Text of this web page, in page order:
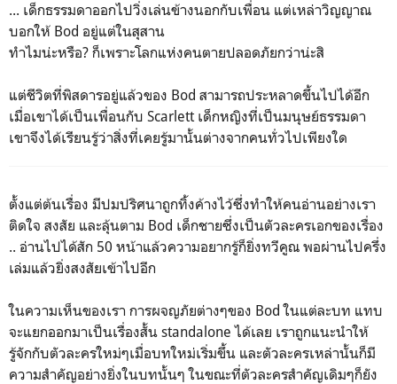
... เด็กธรรมดาออกไปวิ่งเล่นข้างนอกกับเพื่อน แต่เหล่าวิญญาณ
บอกให้ Bod อยู่แต่ในสุสาน
ทำไมน่ะหรือ? ก็เพราะโลกแห่งคนตายปลอดภัยกว่าน่ะสิ
แต่ชีวิตที่พิสดารอยู่แล้วของ Bod สามารถประหลาดขึ้นไปได้อีก
เมื่อเขาได้เป็นเพื่อนกับ Scarlett เด็กหญิงที่เป็นมนุษย์ธรรมดา
เขาจึงได้เรียนรู้ว่าสิ่งที่เคยรู้มานั้นต่างจากคนทั่วไปเพียงใด
ตั้งแต่ต้นเรื่อง มีปมปริศนาถูกทิ้งค้างไว้ซึ่งทำให้คนอ่านอย่างเรา
ติดใจ สงสัย และลุ้นตาม Bod เด็กชายซึ่งเป็นตัวละครเอกของเรื่อง
.. อ่านไปได้สัก 50 หน้าแล้วความอยากรู้ก็ยิ่งทวีคูณ พอผ่านไปครึ่ง
เล่มแล้วยิ่งสงสัยเข้าไปอีก
ในความเห็นของเรา การผจญภัยต่างๆของ Bod ในแต่ละบท แทบ
จะแยกออกมาเป็นเรื่องสั้น standalone ได้เลย เราถูกแนะนำให้
รู้จักกับตัวละครใหม่ๆเมื่อบทใหม่เริ่มขึ้น และตัวละครเหล่านั้นก็มี
ความสำคัญอย่างยิ่งในบทนั้นๆ ในขณะที่ตัวละครสำคัญเดิมๆก็ยัง